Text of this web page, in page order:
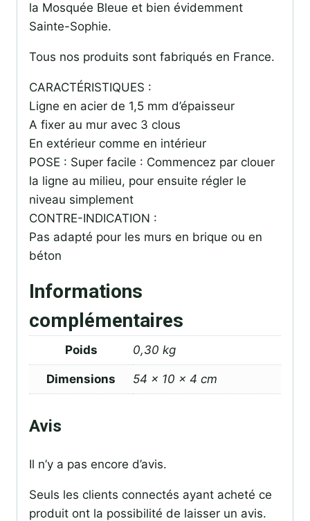
la Mosquée Bleue et bien évidemment
Sainte-Sophie.
Tous nos produits sont fabriqués en France.
CARACTÉRISTIQUES :
Ligne en acier de 1,5 mm d’épaisseur
A fixer au mur avec 3 clous
En extérieur comme en intérieur
POSE : Super facile : Commencez par clouer
la ligne au milieu, pour ensuite régler le
niveau simplement
CONTRE-INDICATION :
Pas adapté pour les murs en brique ou en
béton
Informations
complémentaires
Poids 0,30 kg
Dimensions 54 × 10 × 4 cm
Avis
Il n’y a pas encore d’avis.
Seuls les clients connectés ayant acheté ce
produit ont la possibilité de laisser un avis.